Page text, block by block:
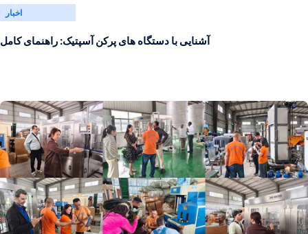
اخبار
آشنایی با دستگاه های پرکن آسپتیک: راهنمای کامل